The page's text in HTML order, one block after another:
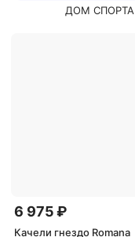
ДОМ СПОРТА
6 975 ₽
Качели гнездо Romana